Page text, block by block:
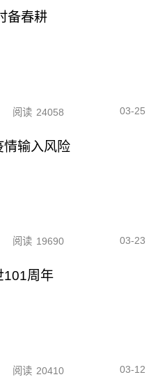
备春耕
阅读 24058 03-25
情输入风险
阅读 19690 03-23
101周年
阅读 20410 03-12